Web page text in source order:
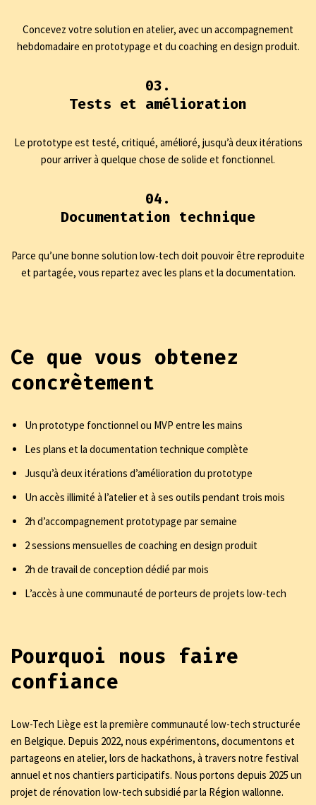
Concevez votre solution en atelier, avec un accompagnement
hebdomadaire en prototypage et du coaching en design produit.
03.
Tests et amélioration
Le prototype est testé, critiqué, amélioré, jusqu’à deux itérations
pour arriver à quelque chose de solide et fonctionnel.
04.
Documentation technique
Parce qu’une bonne solution low-tech doit pouvoir être reproduite
et partagée, vous repartez avec les plans et la documentation.
Ce que vous obtenez
concrètement
Un prototype fonctionnel ou MVP entre les mains
Les plans et la documentation technique complète
Jusqu’à deux itérations d’amélioration du prototype
Un accès illimité à l’atelier et à ses outils pendant trois mois
2h d’accompagnement prototypage par semaine
2 sessions mensuelles de coaching en design produit
2h de travail de conception dédié par mois
L’accès à une communauté de porteurs de projets low-tech
Pourquoi nous faire
confiance
Low-Tech Liège est la première communauté low-tech structurée
en Belgique. Depuis 2022, nous expérimentons, documentons et
partageons en atelier, lors de hackathons, à travers notre festival
annuel et nos chantiers participatifs. Nous portons depuis 2025 un
projet de rénovation low-tech subsidié par la Région wallonne.